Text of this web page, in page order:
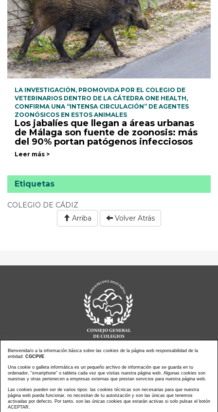
LA INVESTIGACIÓN, PROMOVIDA POR EL COLEGIO DE
VETERINARIOS DENTRO DE LA CÁTEDRA ONE HEALTH,
CONFIRMA UNA “INTENSA CIRCULACIÓN” DE AGENTES
ZOONÓSICOS EN ESTOS ANIMALES
Los jabalíes que llegan a áreas urbanas
de Málaga son fuente de zoonosis: más
del 90% portan patógenos infecciosos
Leer más >
Etiquetas
COLEGIO DE CÁDIZ
Arriba
Volver Atrás
Noticias actualidad
Agenda de Actos
Revistas
PressClip
Multimedias
Contacto
Aviso Legal
Política Privacidad
Política Cookies
Bienvenida/o a la información básica sobre las cookies de la página web responsabilidad de la
entidad: CGCPVE
Una cookie o galleta informática es un pequeño archivo de información que se guarda en tu
ordenador, “smartphone” o tableta cada vez que visitas nuestra página web. Algunas cookies son
nuestras y otras pertenecen a empresas externas que prestan servicios para nuestra página web.
Las cookies pueden ser de varios tipos: las cookies técnicas son necesarias para que nuestra
página web pueda funcionar, no necesitan de tu autorización y son las únicas que tenemos
activadas por defecto. Por tanto, son las únicas cookies que estarán activas si solo pulsas el botón
ACEPTAR.